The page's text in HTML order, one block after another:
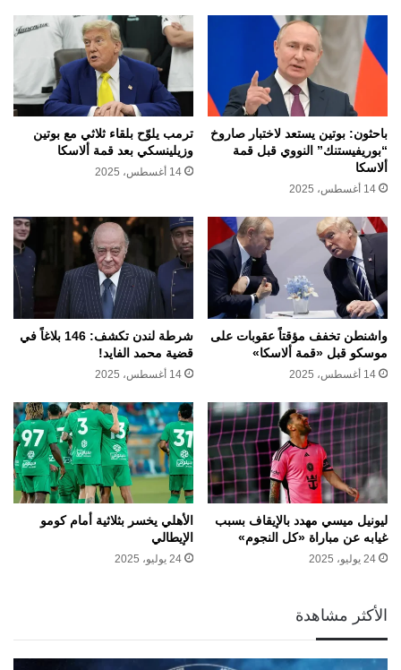
باحثون: بوتين يستعد لاختبار صاروخ
“بوريفيستنك” النووي قبل قمة
ألاسكا
14 أغسطس، 2025
ترمب يلوّح بلقاء ثلاثي مع بوتين
وزيلينسكي بعد قمة ألاسكا
14 أغسطس، 2025
واشنطن تخفف مؤقتاً عقوبات على
موسكو قبل «قمة ألاسكا»
14 أغسطس، 2025
شرطة لندن تكشف: 146 بلاغاً في
قضية محمد الفايد!
14 أغسطس، 2025
ليونيل ميسي مهدد بالإيقاف بسبب
غيابه عن مباراة «كل النجوم»
24 يوليو، 2025
الأهلي يخسر بثلاثية أمام كومو
الإيطالي
24 يوليو، 2025
الأكثر مشاهدة